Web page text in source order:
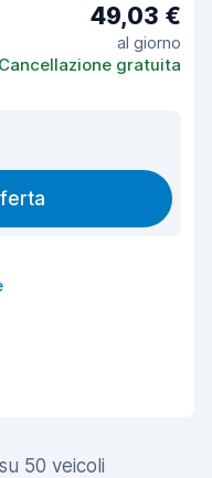
49,03 €
al giorno
Cancellazione gratuita
50 veicoli